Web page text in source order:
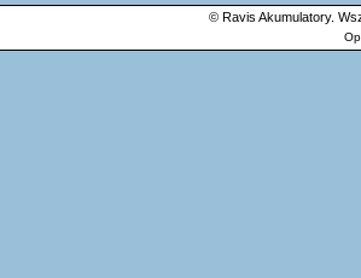
© Ravis Akumulatory.